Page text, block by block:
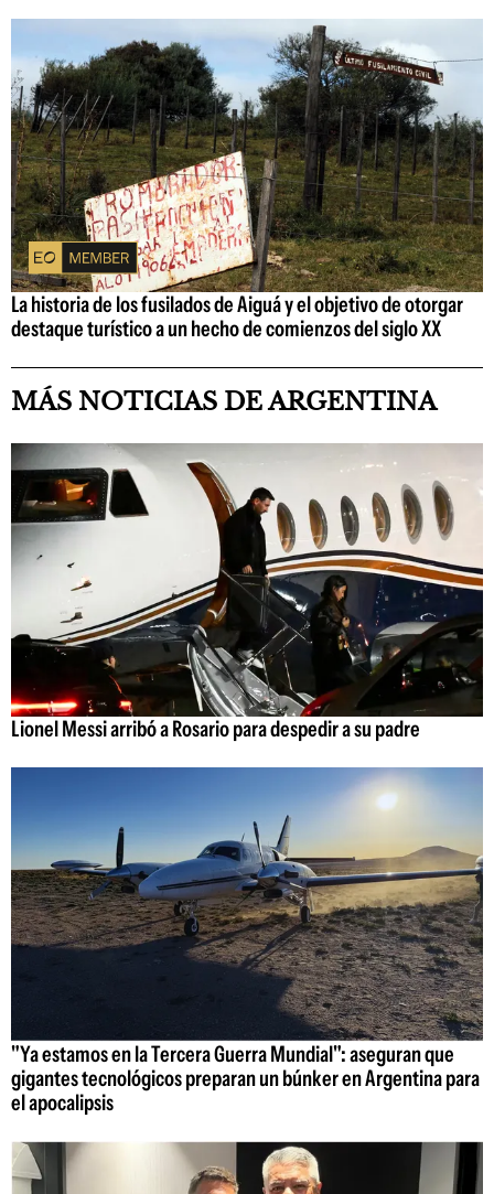
La historia de los fusilados de Aiguá y el objetivo de otorgar
destaque turístico a un hecho de comienzos del siglo XX
MÁS NOTICIAS DE ARGENTINA
Lionel Messi arribó a Rosario para despedir a su padre
"Ya estamos en la Tercera Guerra Mundial": aseguran que
gigantes tecnológicos preparan un búnker en Argentina para
el apocalipsis